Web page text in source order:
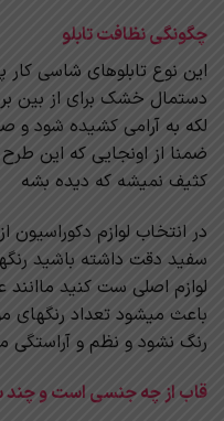
چگونگی نظافت تابلو
این نوع تابلوهای شاسی
دستمال خشک برای از بین
لکه به آرامی کشیده شود و
ضمنا از اونجایی که این
کثیف نمیشه که دیده بشه
در انتخاب لوازم دکوراسیون
سفید دقت داشته باشید
لوازم اصلی ست کنید
باعث میشود تعداد رنگهای
رنگ نشود و نظم و آراستگی
قاب از چه جنسی است و چند